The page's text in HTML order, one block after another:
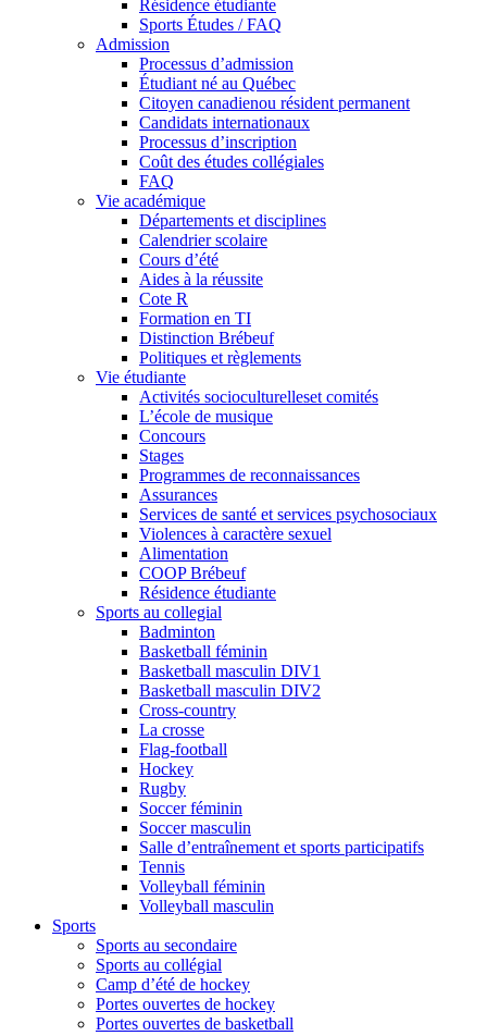
Résidence étudiante
Sports Études / FAQ
Admission
Processus d’admission
Étudiant né au Québec
Citoyen canadienou résident permanent
Candidats internationaux
Processus d’inscription
Coût des études collégiales
FAQ
Vie académique
Départements et disciplines
Calendrier scolaire
Cours d’été
Aides à la réussite
Cote R
Formation en TI
Distinction Brébeuf
Politiques et règlements
Vie étudiante
Activités socioculturelleset comités
L’école de musique
Concours
Stages
Programmes de reconnaissances
Assurances
Services de santé et services psychosociaux
Violences à caractère sexuel
Alimentation
COOP Brébeuf
Résidence étudiante
Sports au collegial
Badminton
Basketball féminin
Basketball masculin DIV1
Basketball masculin DIV2
Cross-country
La crosse
Flag-football
Hockey
Rugby
Soccer féminin
Soccer masculin
Salle d’entraînement et sports participatifs
Tennis
Volleyball féminin
Volleyball masculin
Sports
Sports au secondaire
Sports au collégial
Camp d’été de hockey
Portes ouvertes de hockey
Portes ouvertes de basketball